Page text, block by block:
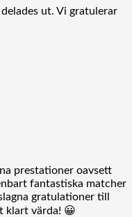
ut. Vi gratulerar
prestationer oavsett
fantastiska matcher
gratulationer till
klart värda! 😀